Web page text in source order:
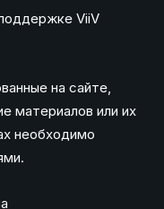
ViiV
на сайте,
материалов или их
необходимо